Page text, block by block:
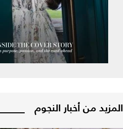
المزيد من أخبار النجوم